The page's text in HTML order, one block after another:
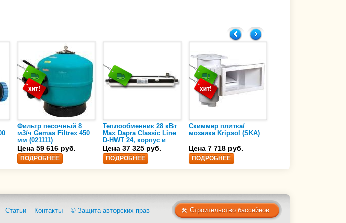
Фильтр песочный 8
м3/ч Gemas Filtrex 450
мм (021111)
Цена 59 616 руб.
ПОДРОБНЕЕ
Теплообменник 28 кВт
Max Dapra Classic Line
D-HWT 24, корпус и
спираль нержавеющая
сталь AISI-316 (10 01
25)
Цена 37 325 руб.
ПОДРОБНЕЕ
Скиммер плитка/
мозаика Kripsol (SKA)
Цена 7 718 руб.
ПОДРОБНЕЕ
Строительство бассейнов
Статьи Контакты © Защита авторских прав